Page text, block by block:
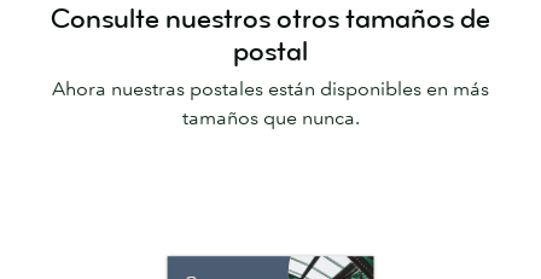
Consulte nuestros otros tamaños de
postal
Ahora nuestras postales están disponibles en más
tamaños que nunca.